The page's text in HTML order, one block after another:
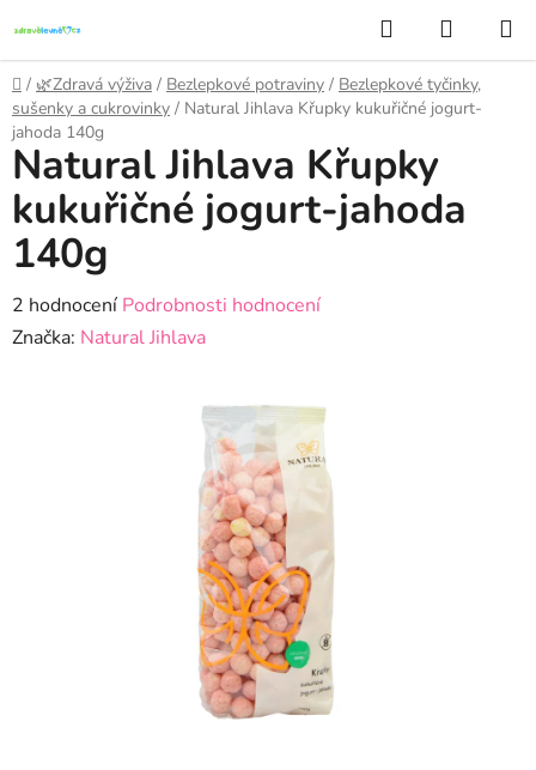
na
obsah
Hledat
KOŠÍK
Domů
/ 🌿Zdravá výživa / Bezlepkové potraviny / Bezlepkové tyčinky,
sušenky a cukrovinky / Natural Jihlava Křupky kukuřičné jogurt-
jahoda 140g
Natural Jihlava Křupky
kukuřičné jogurt-jahoda
140g
Průměrné
hodnocení
2 hodnocení Podrobnosti hodnocení
Značka: Natural Jihlava